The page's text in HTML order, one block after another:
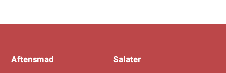
Footer
Aftensmad
Salater